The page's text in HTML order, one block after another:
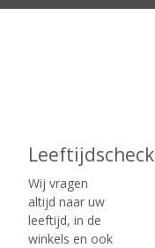
Leeftijdscheck
Wij vragen
altijd naar uw
leeftijd, in de
winkels en ook